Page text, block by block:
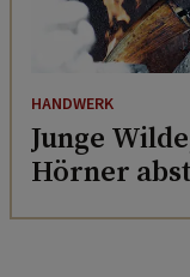
HANDWERK
Junge
Hörner